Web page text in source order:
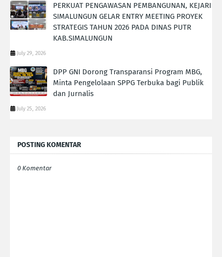
PERKUAT PENGAWASAN PEMBANGUNAN, KEJARI
SIMALUNGUN GELAR ENTRY MEETING PROYEK
STRATEGIS TAHUN 2026 PADA DINAS PUTR
KAB.SIMALUNGUN
July 29, 2026
DPP GNI Dorong Transparansi Program MBG,
Minta Pengelolaan SPPG Terbuka bagi Publik
dan Jurnalis
July 25, 2026
POSTING KOMENTAR
0 Komentar